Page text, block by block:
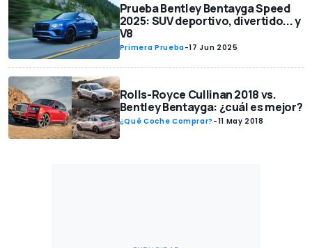
Prueba Bentley Bentayga Speed
2025: SUV deportivo, divertido... y
V8
Primera Prueba-17 Jun 2025
Rolls-Royce Cullinan 2018 vs.
Bentley Bentayga: ¿cuál es mejor?
¿Qué Coche Comprar? -11 May 2018